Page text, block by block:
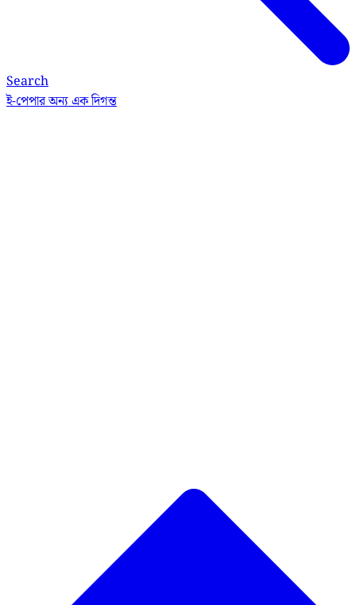
Search
ই-পেপারঅন্য এক দিগন্ত